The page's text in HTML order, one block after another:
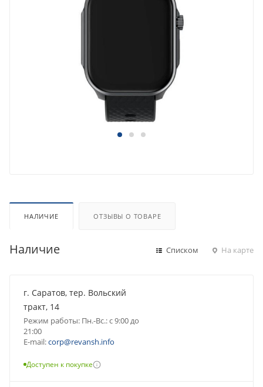
НАЛИЧИЕ ОТЗЫВЫ О ТОВАРЕ
Наличие Списком На карте
г. Саратов, тер. Вольский
тракт, 14
Режим работы: Пн.-Вс.: с 9:00 до
21:00
E-mail:corp@revansh.info
Доступен к покупке